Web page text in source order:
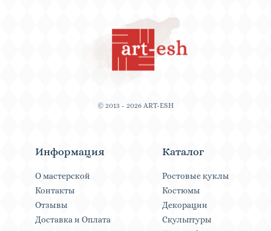
© 2013 - 2026 ART-ESH
Информация
О мастерской
Контакты
Отзывы
Доставка и Оплата
Каталог
Ростовые куклы
Костюмы
Декорации
Скульптуры